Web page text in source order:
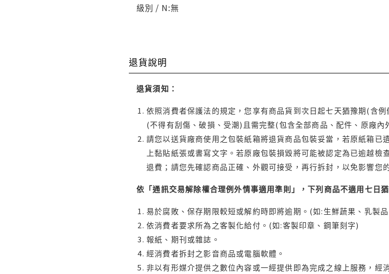
級別 / N:無
退貨說明
退貨須知：
依照消費者保護法的規定，您享有商品貨到次日起七天猶豫期(含
(不得有刮傷、破損、受潮)且需完整(包含全部商品、配件、原廠
請您以送貨廠商使用之包裝紙箱將退貨商品包裝妥當，若原紙箱
上黏貼紙張或書寫文字。若原廠包裝損毀將可能被認定為已逾越
退費；請您先確認商品正確、外觀可接受，再行拆封，以免影響您
依「通訊交易解除權合理例外情事適用準則」，下列商品不適用七日
易於腐敗、保存期限較短或解約時即將逾期。(如:生鮮蔬果、乳製
依消費者要求所為之客製化給付。(如:客製印章、鋼筆刻字)
報紙、期刊或雜誌。
經消費者拆封之影音商品或電腦軟體。
非以有形媒介提供之數位內容或一經提供即為完成之線上服務，經